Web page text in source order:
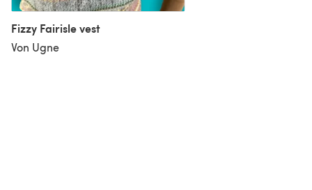
Fizzy Fairisle vest
Von Ugne